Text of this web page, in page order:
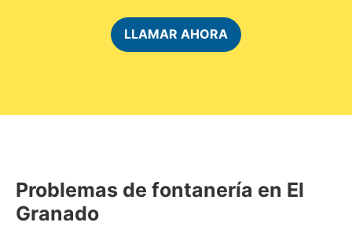
LLAMAR AHORA
Problemas de fontanería en El
Granado